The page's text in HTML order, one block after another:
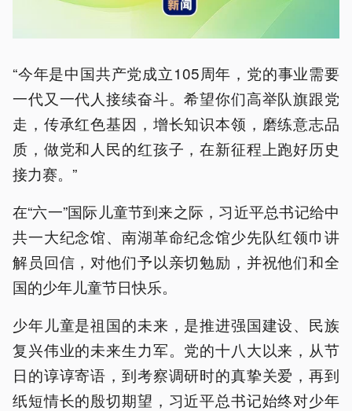
“今年是中国共产党成立105周年，党的事业需要
一代又一代人接续奋斗。希望你们高举队旗跟党
走，传承红色基因，增长知识本领，磨练意志品
质，做党和人民的红孩子，在新征程上跑好历史
接力赛。”
在“六一”国际儿童节到来之际，习近平总书记给中
共一大纪念馆、南湖革命纪念馆少先队红领巾讲
解员回信，对他们予以亲切勉励，并祝他们和全
国的少年儿童节日快乐。
少年儿童是祖国的未来，是推进强国建设、民族
复兴伟业的未来生力军。党的十八大以来，从节
日的谆谆寄语，到考察调研时的真挚关爱，再到
纸短情长的殷切期望，习近平总书记始终对少年